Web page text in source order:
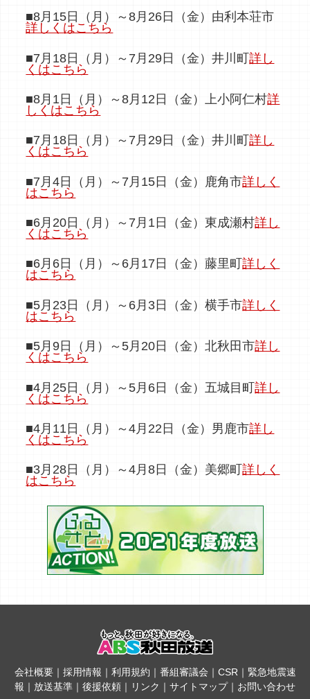
■8月15日（月）～8月26日（金）由利本荘市
詳しくはこちら
■7月18日（月）～7月29日（金）井川町詳し
くはこちら
■8月1日（月）～8月12日（金）上小阿仁村詳
しくはこちら
■7月18日（月）～7月29日（金）井川町詳し
くはこちら
■7月4日（月）～7月15日（金）鹿角市詳しく
はこちら
■6月20日（月）～7月1日（金）東成瀬村詳し
くはこちら
■6月6日（月）～6月17日（金）藤里町詳しく
はこちら
■5月23日（月）～6月3日（金）横手市詳しく
はこちら
■5月9日（月）～5月20日（金）北秋田市詳し
くはこちら
■4月25日（月）～5月6日（金）五城目町詳し
くはこちら
■4月11日（月）～4月22日（金）男鹿市詳し
くはこちら
■3月28日（月）～4月8日（金）美郷町詳しく
はこちら
会社概要｜ 採用情報 ｜ 利用規約 ｜ 番組審議会 ｜ CSR ｜ 緊急地震速
報 ｜ 放送基準 ｜ 後援依頼 ｜ リンク ｜ サイトマップ｜ お問い合わせ